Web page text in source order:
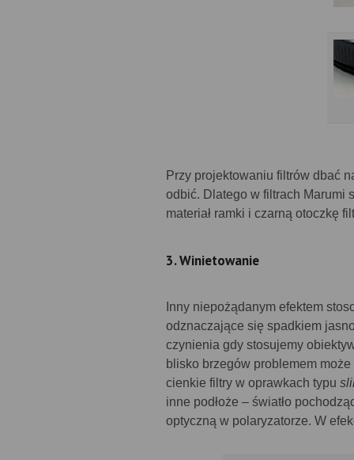
Przy projektowaniu filtrów dbać
odbić. Dlatego w filtrach Marumi
materiał ramki i czarną otoczkę
3. Winietowanie
Inny niepożądanym efektem
odznaczające się spadkiem
czynienia gdy stosujemy
blisko brzegów problemem
cienkie filtry w oprawkach typu
inne podłoże – światło
optyczną w polaryzatorze. W